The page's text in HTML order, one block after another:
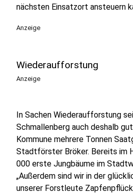
nächsten Einsatzort ansteuern
Anzeige
Wiederaufforstung
Anzeige
In Sachen Wiederaufforstung
Schmallenberg auch deshalb
Kommune mehrere Tonnen
Stadtförster Bröker. Bereits im
000 erste Jungbäume im
„Außerdem sind wir in der
unserer Forstleute